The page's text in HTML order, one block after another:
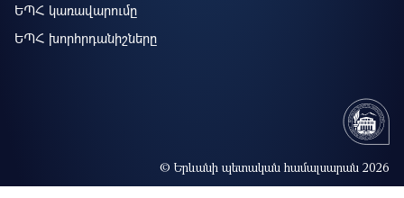
ԵՊՀ կառավարումը
ԵՊՀ խորհրդանիշները
© Երևանի պետական համալսարան 2026